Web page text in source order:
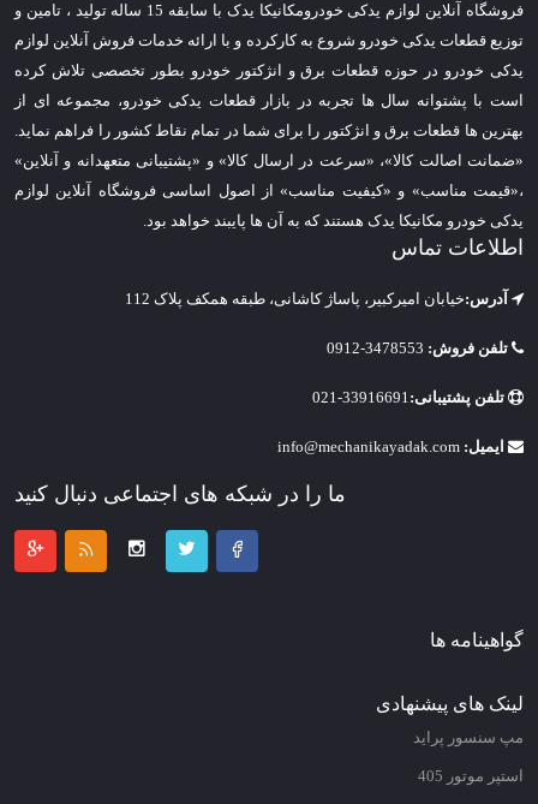
فروشگاه آنلاین لوازم یدکی خودرومکانیکا یدک با سابقه 15 ساله تولید ، تامین و
توزیع قطعات یدکی خودرو شروع به کارکرده و با ارائه خدمات فروش آنلاین لوازم
یدکی خودرو در حوزه قطعات برق و انژکتور خودرو بطور تخصصی تلاش کرده
است با پشتوانه سال ها تجربه در بازار قطعات یدکی خودرو، مجموعه ای از
بهترین ها قطعات برق و انژکتور را برای شما در تمام نقاط کشور را فراهم نماید.
«ضمانت اصالت کالا»، «سرعت در ارسال کالا» و «پشتیبانی متعهدانه و آنلاین»
،«قیمت مناسب» و «کیفیت مناسب» از اصول اساسی فروشگاه آنلاین لوازم
یدکی خودرو مکانیکا یدک هستند که به آن ها پایبند خواهد بود.
اطلاعات تماس
آدرس:خیابان امیرکبیر، پاساژ کاشانی، طبقه همکف پلاک 112
تلفن فروش:
تلفن پشتیبانی:33916691-021
ایمیل:
ما را در شبکه های اجتماعی دنبال کنید
گواهینامه ها
لینک های پیشنهادی
مپ سنسور پراید
استپر موتور 405